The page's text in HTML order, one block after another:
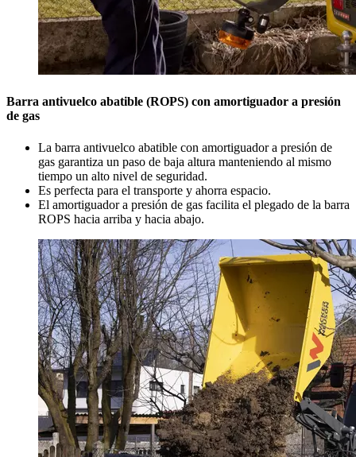
Barra antivuelco abatible (ROPS) con amortiguador a presión
de gas
La barra antivuelco abatible con amortiguador a presión de
gas garantiza un paso de baja altura manteniendo al mismo
tiempo un alto nivel de seguridad.
Es perfecta para el transporte y ahorra espacio.
El amortiguador a presión de gas facilita el plegado de la barra
ROPS hacia arriba y hacia abajo.